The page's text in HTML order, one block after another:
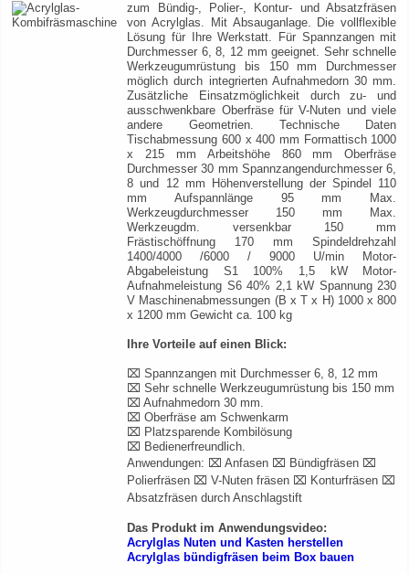
zum Bündig-, Polier-, Kontur- und Absatzfräsen
von Acrylglas. Mit Absauganlage. Die vollflexible
Lösung für Ihre Werkstatt. Für Spannzangen mit
Durchmesser 6, 8, 12 mm geeignet. Sehr schnelle
Werkzeugumrüstung bis 150 mm Durchmesser
möglich durch integrierten Aufnahmedorn 30 mm.
Zusätzliche Einsatzmöglichkeit durch zu- und
ausschwenkbare Oberfräse für V-Nuten und viele
andere Geometrien. Technische Daten
Tischabmessung 600 x 400 mm Formattisch 1000
x 215 mm Arbeitshöhe 860 mm Oberfräse
Durchmesser 30 mm Spannzangendurchmesser 6,
8 und 12 mm Höhenverstellung der Spindel 110
mm Aufspannlänge 95 mm Max.
Werkzeugdurchmesser 150 mm Max.
Werkzeugdm. versenkbar 150 mm
Frästischöffnung 170 mm Spindeldrehzahl
1400/4000 /6000 / 9000 U/min Motor-
Abgabeleistung S1 100% 1,5 kW Motor-
Aufnahmeleistung S6 40% 2,1 kW Spannung 230
V Maschinenabmessungen (B x T x H) 1000 x 800
x 1200 mm Gewicht ca. 100 kg
Ihre Vorteile auf einen Blick:
⌧ Spannzangen mit Durchmesser 6, 8, 12 mm
⌧ Sehr schnelle Werkzeugumrüstung bis 150 mm
⌧ Aufnahmedorn 30 mm.
⌧ Oberfräse am Schwenkarm
⌧ Platzsparende Kombilösung
⌧ Bedienerfreundlich.
Anwendungen: ⌧ Anfasen ⌧ Bündigfräsen ⌧
Polierfräsen ⌧ V-Nuten fräsen ⌧ Konturfräsen ⌧
Absatzfräsen durch Anschlagstift
Das Produkt im Anwendungsvideo:
Acrylglas Nuten und Kasten herstellen
Acrylglas bündigfräsen beim Box bauen